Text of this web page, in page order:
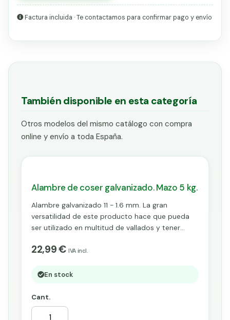
Factura incluida · Te contactamos para confirmar pago y envío
También disponible en esta categoría
Otros modelos del mismo catálogo con compra
online y envío a toda España.
Alambre de coser galvanizado. Mazo 5 kg.
Alambre galvanizado 11 - 1.6 mm. La gran
versatilidad de este producto hace que pueda
ser utilizado en multitud de vallados y tener
de postes, etc.
22,99 €IVA incl.
En stock
Cant.